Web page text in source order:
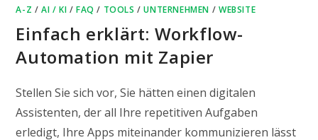
A-Z /AI / KI /FAQ / TOOLS /UNTERNEHMEN / WEBSITE
Einfach erklärt: Workflow-
Automation mit Zapier
Stellen Sie sich vor, Sie hätten einen digitalen
Assistenten, der all Ihre repetitiven Aufgaben
erledigt, Ihre Apps miteinander kommunizieren lässt